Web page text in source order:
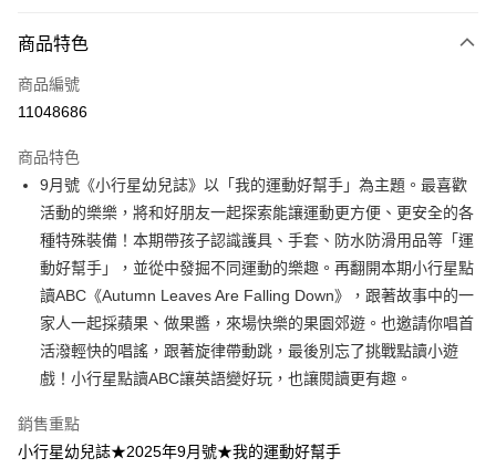
信用卡一次付款
LINE Pay
大哥付你分期
相關說明
【大哥付你分期使用說明】
1.本服務由台灣大哥大提供，台灣大哥大用戶可立即使用無須另外申請。
2.付款方式選擇「大哥付你分期」，訂單成立後會自動跳轉到大哥付的交易
流程，驗證手機門號後，選擇欲分期的期數、繳款截止日，確認付款後即完
3.實際核准額度、可分期數及費用金額請依後續交易確認頁面所載為準。
4.訂單成立30分鐘內，如未前往確認交易或遇審核未通過，訂單將自動取
消。如遇「轉專審核」未通過狀況，表示未達大哥付你分期系統評分，恕無
法說明評估內容。
1.分期款項不併入電信帳單，「大哥付你分期」於每月結算日後寄送繳費提
醒簡訊。
AFTEE先享後付
相關說明
【關於「AFTEE先享後付」】
AFTEE先享後付是「在收到商品之後才付款」的支付方式。 讓您購物簡單
便利好安心！
１．簡單：不需註冊會員、不需綁卡、不需儲值。
２．便利：只要手機號碼，簡訊認證，即可結帳。
１．於結帳方式選擇「AFTEE先享後付」後，將跳轉至「AFTEE先享後付」
ATM付款
運送方式
每筆NT$70，滿NT$800(含以上)免運費
商品特色
商品編號
11048686
商品特色
9月號《小行星幼兒誌》以「我的運動好幫手」為主題。最喜歡
活動的樂樂，將和好朋友一起探索能讓運動更方便、更安全的各
種特殊裝備！本期帶孩子認識護具、手套、防水防滑用品等「運
動好幫手」，並從中發掘不同運動的樂趣。再翻開本期小行星點
讀ABC《Autumn Leaves Are Falling Down》，跟著故事中的一
家人一起採蘋果、做果醬，來場快樂的果園郊遊。也邀請你唱首
活潑輕快的唱謠，跟著旋律帶動跳，最後別忘了挑戰點讀小遊
戲！小行星點讀ABC讓英語變好玩，也讓閱讀更有趣。
銷售重點
小行星幼兒誌★2025年9月號★我的運動好幫手